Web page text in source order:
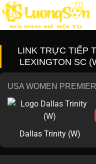
LINK TRỰC TIẾP
LEXINGTON SC
USA WOMEN
Dallas Trinity (W)